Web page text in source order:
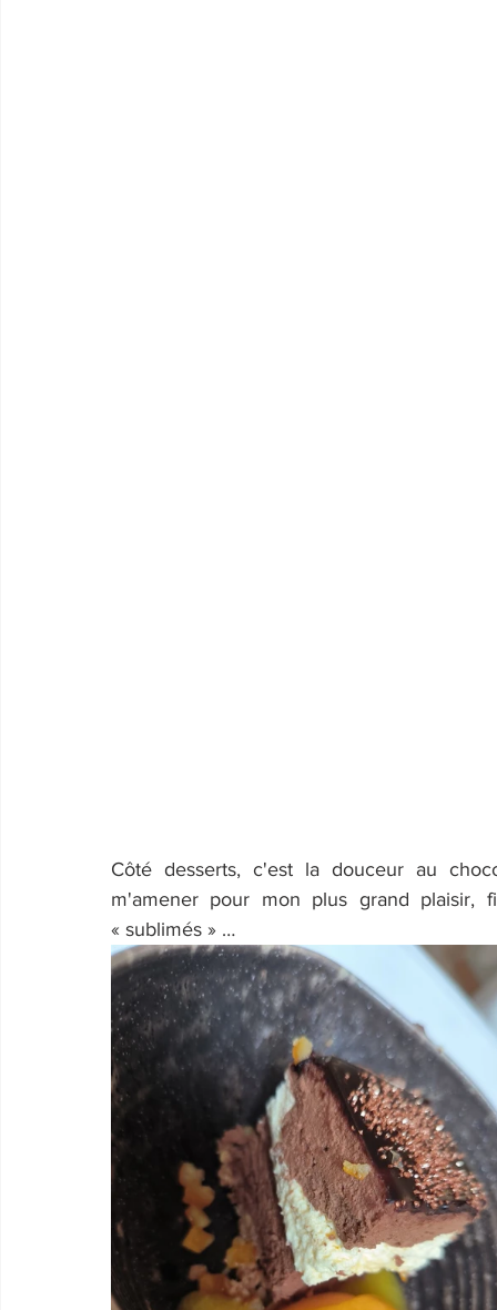
Côté desserts, c'est la douceur au
m'amener pour mon plus grand plaisir,
« sublimés » …